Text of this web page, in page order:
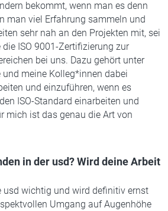
bekommt, wenn man es denn
man viel Erfahrung sammeln und
sehr nah an den Projekten mit, sei
ISO 9001-Zertifizierung zur
bei uns. Dazu gehört unter
meine Kolleg*innen dabei
und einzuführen, wenn es
ISO-Standard einarbeiten und
mich ist das genau die Art von
in der usd? Wird deine Arbeit
usd wichtig und wird definitiv ernst
Umgang auf Augenhöhe